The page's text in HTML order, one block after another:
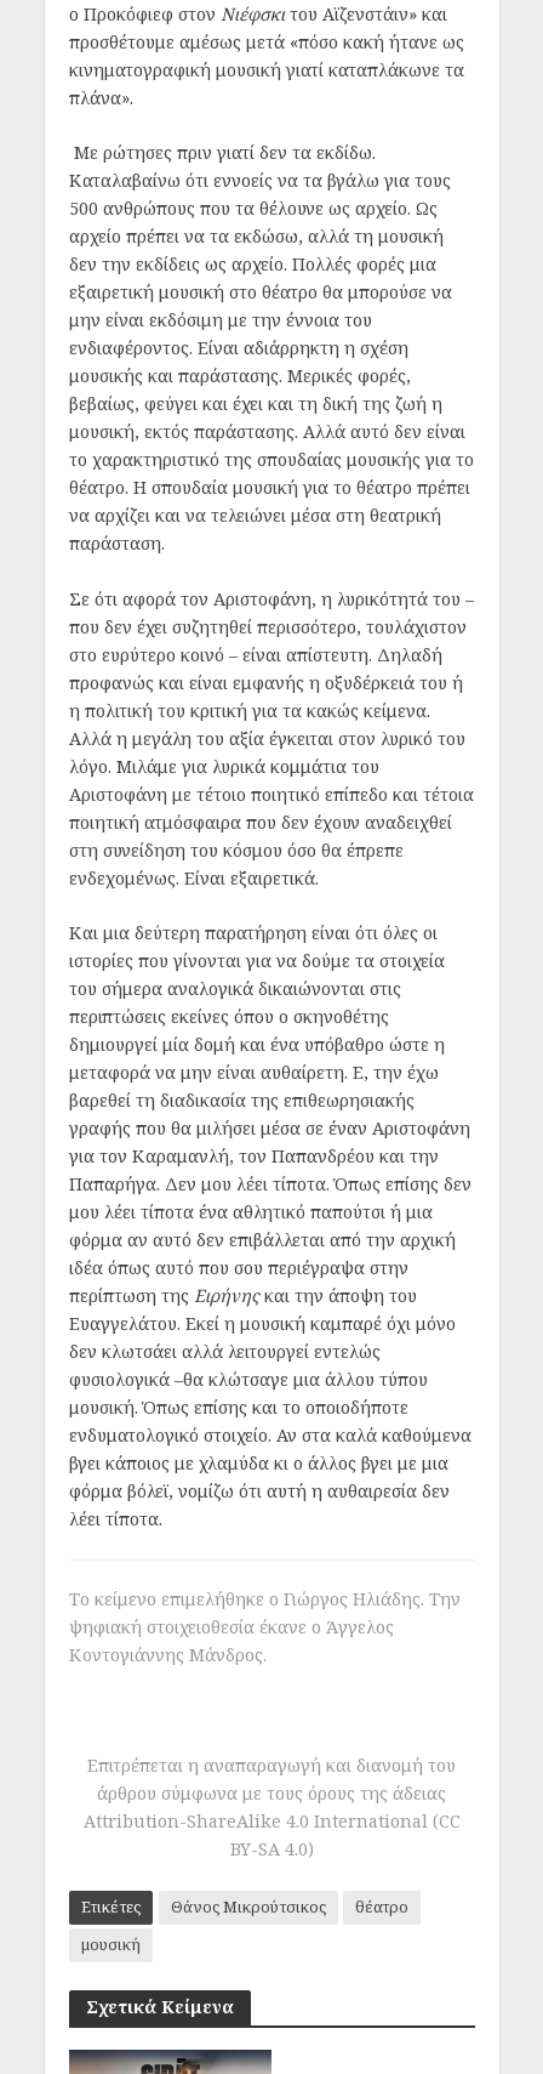
ο Προκόφιεφ στον Νιέφσκιτου Αϊζενστάιν» και
προσθέτουμε αμέσως μετά «πόσο κακή ήτανε ως
κινηματογραφική μουσική γιατί καταπλάκωνε τα
πλάνα».
Με ρώτησες πριν γιατί δεν τα εκδίδω.
Καταλαβαίνω ότι εννοείς να τα βγάλω για τους
500 ανθρώπους που τα θέλουνε ως αρχείο. Ως
αρχείο πρέπει να τα εκδώσω, αλλά τη μουσική
δεν την εκδίδεις ως αρχείο. Πολλές φορές μια
εξαιρετική μουσική στο θέατρο θα μπορούσε να
μην είναι εκδόσιμη με την έννοια του
ενδιαφέροντος. Είναι αδιάρρηκτη η σχέση
μουσικής και παράστασης. Μερικές φορές,
βεβαίως, φεύγει και έχει και τη δική της ζωή η
μουσική, εκτός παράστασης. Αλλά αυτό δεν είναι
το χαρακτηριστικό της σπουδαίας μουσικής για το
θέατρο. Η σπουδαία μουσική για το θέατρο πρέπει
να αρχίζει και να τελειώνει μέσα στη θεατρική
παράσταση.
Σε ότι αφορά τον Αριστοφάνη, η λυρικότητά του –
που δεν έχει συζητηθεί περισσότερο, τουλάχιστον
στο ευρύτερο κοινό – είναι απίστευτη. Δηλαδή
προφανώς και είναι εμφανής η οξυδέρκειά του ή
η πολιτική του κριτική για τα κακώς κείμενα.
Αλλά η μεγάλη του αξία έγκειται στον λυρικό του
λόγο. Μιλάμε για λυρικά κομμάτια του
Αριστοφάνη με τέτοιο ποιητικό επίπεδο και τέτοια
ποιητική ατμόσφαιρα που δεν έχουν αναδειχθεί
στη συνείδηση του κόσμου όσο θα έπρεπε
ενδεχομένως. Είναι εξαιρετικά.
Και μια δεύτερη παρατήρηση είναι ότι όλες οι
ιστορίες που γίνονται για να δούμε τα στοιχεία
του σήμερα αναλογικά δικαιώνονται στις
περιπτώσεις εκείνες όπου ο σκηνοθέτης
δημιουργεί μία δομή και ένα υπόβαθρο ώστε η
μεταφορά να μην είναι αυθαίρετη. Ε, την έχω
βαρεθεί τη διαδικασία της επιθεωρησιακής
γραφής που θα μιλήσει μέσα σε έναν Αριστοφάνη
για τον Καραμανλή, τον Παπανδρέου και την
Παπαρήγα. Δεν μου λέει τίποτα. Όπως επίσης δεν
μου λέει τίποτα ένα αθλητικό παπούτσι ή μια
φόρμα αν αυτό δεν επιβάλλεται από την αρχική
ιδέα όπως αυτό που σου περιέγραψα στην
περίπτωση της Ειρήνηςκαι την άποψη του
Ευαγγελάτου. Εκεί η μουσική καμπαρέ όχι μόνο
δεν κλωτσάει αλλά λειτουργεί εντελώς
φυσιολογικά –θα κλώτσαγε μια άλλου τύπου
μουσική. Όπως επίσης και το οποιοδήποτε
ενδυματολογικό στοιχείο. Αν στα καλά καθούμενα
βγει κάποιος με χλαμύδα κι ο άλλος βγει με μια
φόρμα βόλεϊ, νομίζω ότι αυτή η αυθαιρεσία δεν
λέει τίποτα.
Το κείμενο επιμελήθηκε ο Γιώργος Ηλιάδης. Την
ψηφιακή στοιχειοθεσία έκανε ο Άγγελος
Κοντογιάννης Μάνδρος.
Επιτρέπεται η αναπαραγωγή και διανομή του
άρθρου σύμφωνα με τους όρους της άδειας
Attribution-ShareAlike 4.0 International (CC
BY-SA 4.0)
Ετικέτες Θάνος Μικρούτσικος
θέατρο
μουσική
Σχετικά Κείμενα